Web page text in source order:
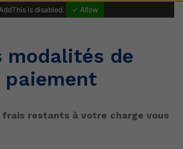
soins
de santé
is disabled. ✓ Allow
modalités de
paiement
frais restants à votre charge vous